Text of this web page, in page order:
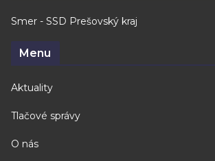
Smer - SSD Prešovský kraj
Menu
Aktuality
Tlačové správy
O nás